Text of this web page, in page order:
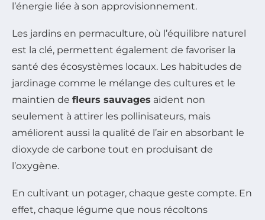
l’énergie liée à son approvisionnement.
Les jardins en permaculture, où l’équilibre naturel
est la clé, permettent également de favoriser la
santé des écosystèmes locaux. Les habitudes de
jardinage comme le mélange des cultures et le
maintien de fleurs sauvages aident non
seulement à attirer les pollinisateurs, mais
améliorent aussi la qualité de l’air en absorbant le
dioxyde de carbone tout en produisant de
l’oxygène.
En cultivant un potager, chaque geste compte. En
effet, chaque légume que nous récoltons